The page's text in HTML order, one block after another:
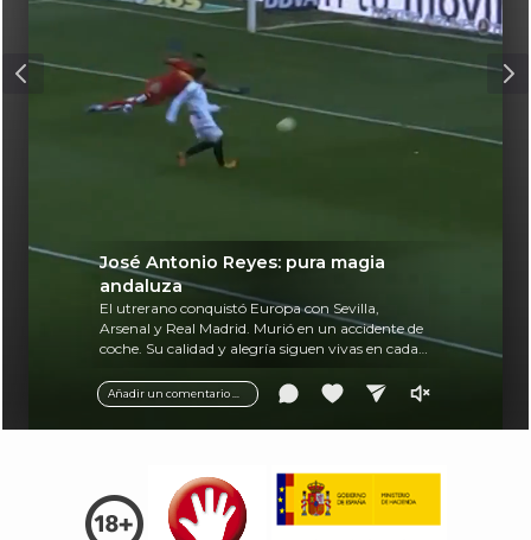
Añadir un comentario ...
José Antonio Reyes: pura magia
andaluza
El utrerano conquistó Europa con Sevilla,
Arsenal y Real Madrid. Murió en un accidente de
coche. Su calidad y alegría siguen vivas en cada